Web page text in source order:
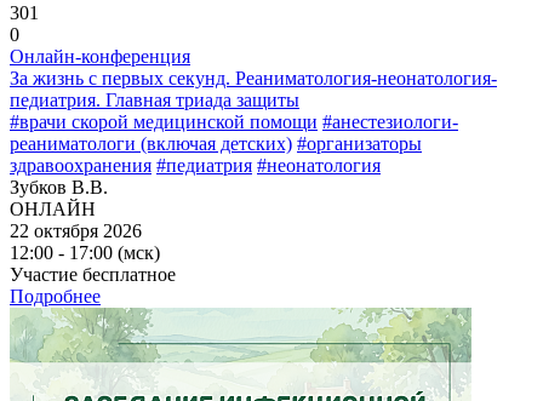
301
0
Онлайн-конференция
За жизнь с первых секунд. Реаниматология-неонатология-
педиатрия. Главная триада защиты
#врачи скорой медицинской помощи #анестезиологи-
реаниматологи (включая детских) #организаторы
здравоохранения #педиатрия #неонатология
Зубков В.В.
ОНЛАЙН
22 октября 2026
12:00 - 17:00 (мск)
Участие бесплатное
Подробнее